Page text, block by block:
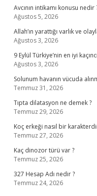
Avcının intikamı konusu nedir
Ağustos 5, 2026
Allah’ın yarattığı varlık ve
Ağustos 3, 2026
9 Eylül Türkiye’nin en iyi
Ağustos 3, 2026
Solunum havanın vücuda
Temmuz 31, 2026
Tıpta dilatasyon ne demek ?
Temmuz 29, 2026
Koç erkeği nasıl bir
Temmuz 27, 2026
Kaç dinozor türü var ?
Temmuz 25, 2026
327 Hesap Adı nedir ?
Temmuz 24, 2026